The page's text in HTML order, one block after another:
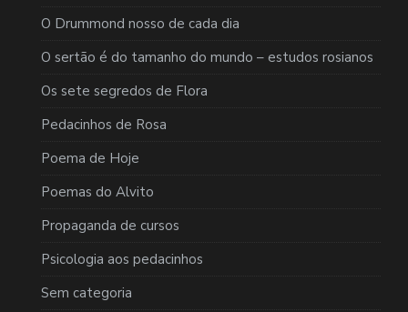
O Drummond nosso de cada dia
O sertão é do tamanho do mundo – estudos rosianos
Os sete segredos de Flora
Pedacinhos de Rosa
Poema de Hoje
Poemas do Alvito
Propaganda de cursos
Psicologia aos pedacinhos
Sem categoria